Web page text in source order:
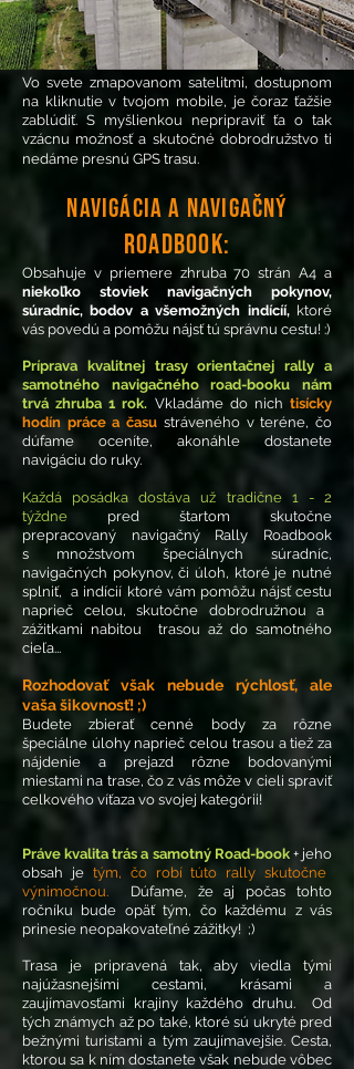
Vo svete zmapovanom satelitmi, dostupnom
na kliknutie v tvojom mobile, je čoraz ťažšie
zablúdiť. S myšlienkou nepripraviť ťa o tak
vzácnu možnosť a skutočné dobrodružstvo ti
nedáme presnú GPS trasu.
Navigácia a Navigačný
Roadbook:
Obsahuje vpriemere zhruba 70 strán A4 a
niekoľko stoviek navigačných pokynov,
súradníc, bodov a všemožných indícíí,ktoré
vás povedú a pomôžu nájsť tú správnu cestu! :)
Príprava kvalitnej trasyorientačnejrallya
samotného navigačného road-booku nám
trvá zhruba 1 rok. Vkladáme do nichtisícky
hodín práce a času stráveného v teréne, čo
dúfame oceníte, akonáhle dostanete
navigáciu do ruky.
Každá posádka dostáva už tradične 1 - 2
týždne pred štartom skutočne
prepracovaný navigačný Rally Roadbook
s množstvom špeciálnych súradníc,
navigačných pokynov, či úloh, ktoré je nutné
splniť,a indícií ktoré vám pomôžu nájsť cestu
naprieč celou,skutočne dobrodružnou a
zážitkami nabitou trasou až do samotného
cieľa...
Rozhodovať však nebude rýchlosť, ale
vaša šikovnosť! ;)
Budete zbierať cenné body za rôzne
špeciálne úlohy naprieč celou trasou a tiež za
nájdenie a prejazd rôzne bodovanými
miestami na trase, čo z vás môže v cieli spraviť
celkového víťaza vo svojej kategórii!
Práve kvalita trás a samotný Road-book+ jeho
obsah je tým, čo robí túto rally skutočne
výnimočnou. Dúfame, že aj počas tohto
ročníku bude opäť tým, čo každému z vás
prinesie neopakovateľné zážitky! ;)
Trasa je pripravená tak, aby viedla tými
najúžasnejšími cestami, krásami a
zaujímavosťami krajiny každého druhu. Od
tých známych až po také, ktoré sú ukryté pred
bežnými turistami a tým zaujímavejšie. Cesta,
ktorou sa k ním dostanete však nebude vôbec